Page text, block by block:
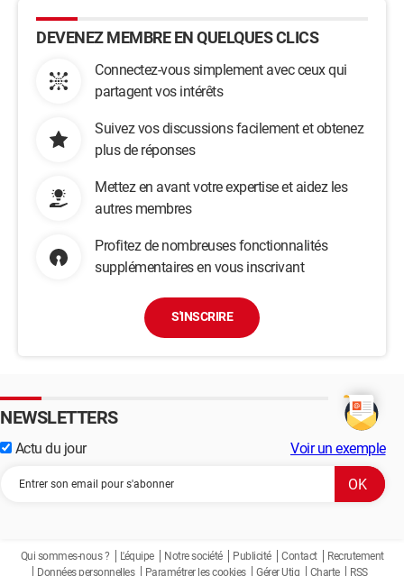
DEVENEZ MEMBRE EN QUELQUES CLICS
Connectez-vous simplement avec ceux qui
partagent vos intérêts
Suivez vos discussions facilement et obtenez
plus de réponses
Mettez en avant votre expertise et aidez les
autres membres
Profitez de nombreuses fonctionnalités
supplémentaires en vous inscrivant
S'INSCRIRE
NEWSLETTERS
Actu du jour Voir un exemple
Qui sommes-nous ? L'équipe Notre société Publicité Contact
Recrutement
Données personnelles
Paramétrer les cookies Gérer Utiq Charte RSS